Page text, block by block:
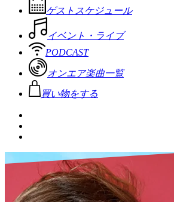
ゲストスケジュール
イベント・ライブ
PODCAST
オンエア楽曲一覧
買い物をする